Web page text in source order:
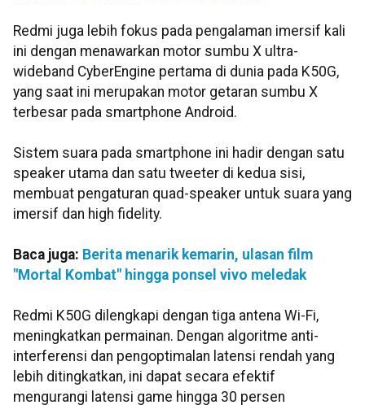
Redmi juga lebih fokus pada pengalaman imersif kali
ini dengan menawarkan motor sumbu X ultra-
wideband CyberEngine pertama di dunia pada K50G,
yang saat ini merupakan motor getaran sumbu X
terbesar pada smartphone Android.
Sistem suara pada smartphone ini hadir dengan satu
speaker utama dan satu tweeter di kedua sisi,
membuat pengaturan quad-speaker untuk suara yang
imersif dan high fidelity.
Baca juga: Berita menarik kemarin, ulasan film
"Mortal Kombat" hingga ponsel vivo meledak
Redmi K50G dilengkapi dengan tiga antena Wi-Fi,
meningkatkan permainan. Dengan algoritme anti-
interferensi dan pengoptimalan latensi rendah yang
lebih ditingkatkan, ini dapat secara efektif
mengurangi latensi game hingga 30 persen